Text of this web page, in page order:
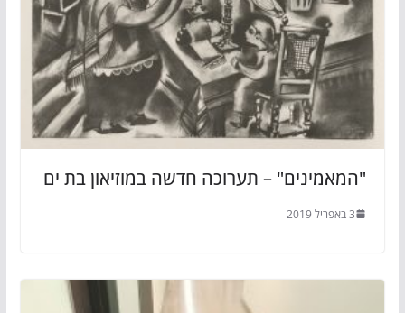
"המאמינים" – תערוכה חדשה במוזיאון בת ים
3 באפריל 2019